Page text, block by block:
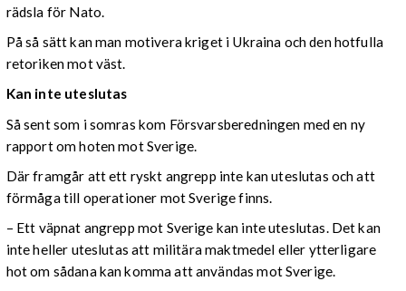
rädsla för Nato.
På så sätt kan man motivera kriget i Ukraina och den hotfulla
retoriken mot väst.
Kan inte uteslutas
Så sent som i somras kom Försvarsberedningen med en ny
rapport om hoten mot Sverige.
Där framgår att ett ryskt angrepp inte kan uteslutas och att
förmåga till operationer mot Sverige finns.
– Ett väpnat angrepp mot Sverige kan inte uteslutas. Det kan
inte heller uteslutas att militära maktmedel eller ytterligare
hot om sådana kan komma att användas mot Sverige.